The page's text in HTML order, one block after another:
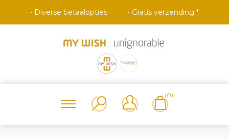
• Diverse betaalopties • Gratis verzending *
(0)